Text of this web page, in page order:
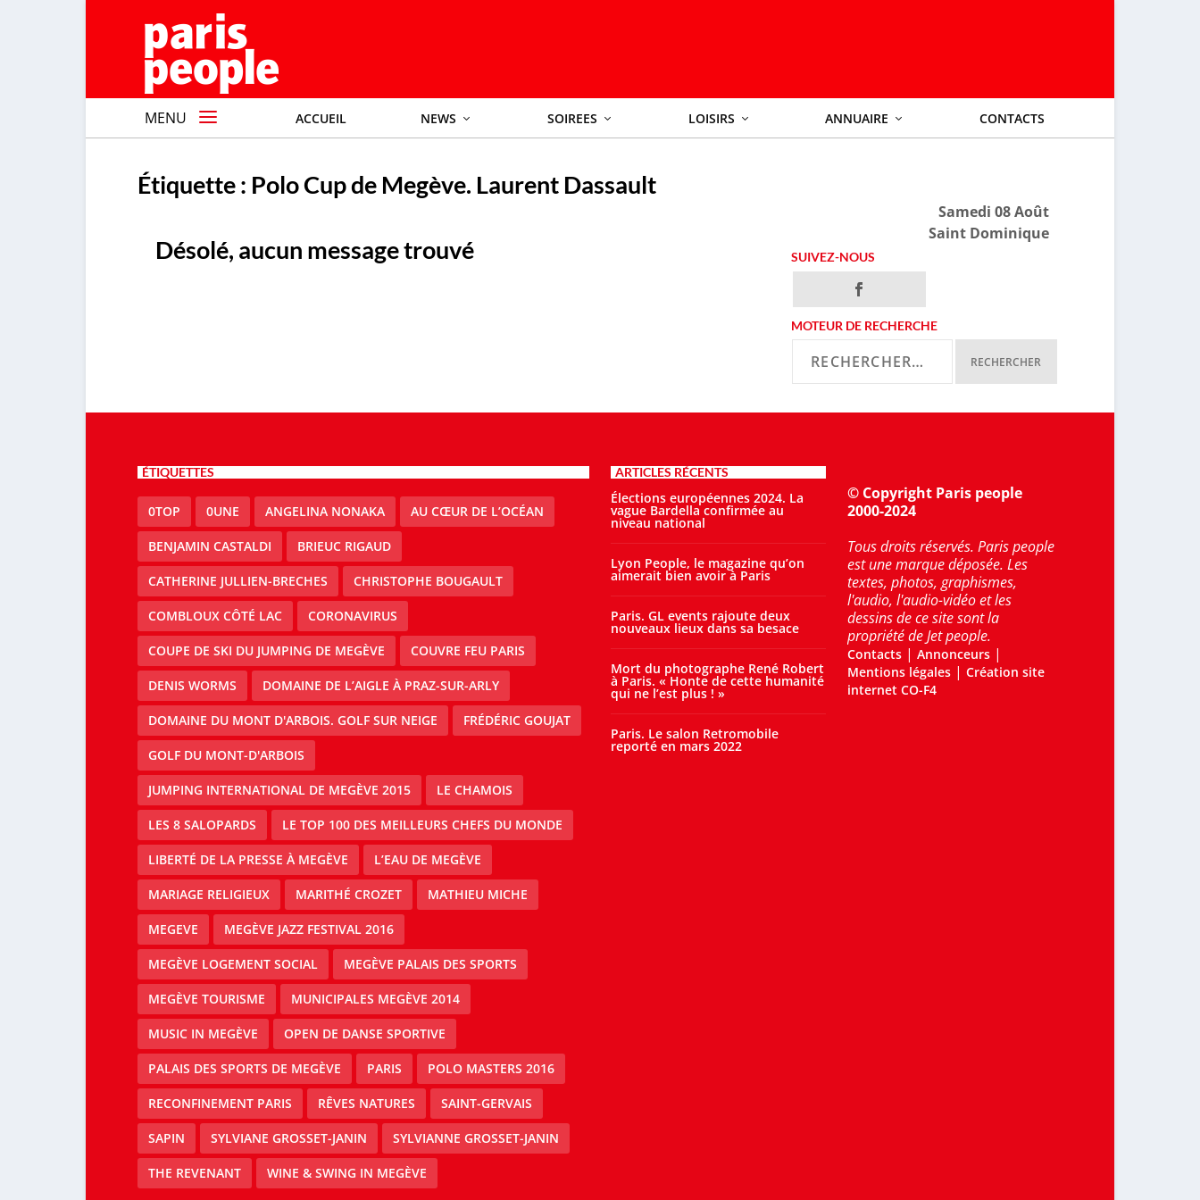
MENU ACCUEIL NEWS SOIREES LOISIRS ANNUAIRE CONTACTS
Étiquette : Polo Cup de Megève. Laurent Dassault
Désolé, aucun message trouvé
Samedi 08 Août
Saint Dominique
SUIVEZ-NOUS
MOTEUR DE RECHERCHE
ÉTIQUETTES
0TOP 0UNE ANGELINA NONAKA AU CŒUR DE L’OCÉAN
BENJAMIN CASTALDI BRIEUC RIGAUD
CATHERINE JULLIEN-BRECHES CHRISTOPHE BOUGAULT
COMBLOUX CÔTÉ LAC CORONAVIRUS
COUPE DE SKI DU JUMPING DE MEGÈVE COUVRE FEU PARIS
DENIS WORMS DOMAINE DE L’AIGLE À PRAZ-SUR-ARLY
DOMAINE DU MONT D'ARBOIS. GOLF SUR NEIGE FRÉDÉRIC GOUJAT
GOLF DU MONT-D'ARBOIS
JUMPING INTERNATIONAL DE MEGÈVE 2015 LE CHAMOIS
LES 8 SALOPARDS LE TOP 100 DES MEILLEURS CHEFS DU MONDE
LIBERTÉ DE LA PRESSE À MEGÈVE L’EAU DE MEGÈVE
MARIAGE RELIGIEUX MARITHÉ CROZET MATHIEU MICHE
MEGEVE MEGÈVE JAZZ FESTIVAL 2016
MEGÈVE LOGEMENT SOCIAL MEGÈVE PALAIS DES SPORTS
MEGÈVE TOURISME MUNICIPALES MEGÈVE 2014
MUSIC IN MEGÈVE OPEN DE DANSE SPORTIVE
PALAIS DES SPORTS DE MEGÈVE PARIS POLO MASTERS 2016
RECONFINEMENT PARIS RÊVES NATURES SAINT-GERVAIS
SAPIN SYLVIANE GROSSET-JANIN SYLVIANNE GROSSET-JANIN
THE REVENANT WINE & SWING IN MEGÈVE
ARTICLES RÉCENTS
Élections européennes 2024. La
vague Bardella confirmée au
niveau national
Lyon People, le magazine qu’on
aimerait bien avoir à Paris
Paris. GL events rajoute deux
nouveaux lieux dans sa besace
Mort du photographe René Robert
à Paris. « Honte de cette humanité
qui ne l’est plus ! »
Paris. Le salon Retromobile
reporté en mars 2022
© Copyright Paris people
2000-2024
Tous droits réservés. Paris people
est une marque déposée. Les
textes, photos, graphismes,
l'audio, l'audio-vidéo et les
dessins de ce site sont la
propriété de Jet people.
Contacts |Annonceurs |
Mentions légales |Création site
internet CO-F4